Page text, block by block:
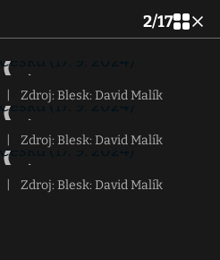
2/17
Zdroj: Blesk: David Malík
Zdroj: Blesk: David Malík
Zdroj: Blesk: David Malík